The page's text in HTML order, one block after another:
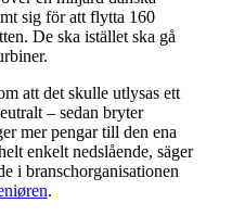
sig för att flytta 160
De ska istället ska gå
att det skulle utlysas ett
– sedan bryter
mer pengar till den ena
enkelt nedslående, säger
i branschorganisationen
.